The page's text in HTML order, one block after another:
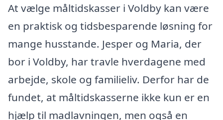
At vælge måltidskasser i Voldby kan være
en praktisk og tidsbesparende løsning for
mange husstande. Jesper og Maria, der
bor i Voldby, har travle hverdagene med
arbejde, skole og familieliv. Derfor har de
fundet, at måltidskasserne ikke kun er en
hjælp til madlavningen, men også en